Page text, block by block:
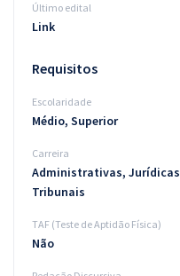
Último edital
Link
Requisitos
Escolaridade
Médio, Superior
Carreira
Administrativas,
Tribunais
TAF (Teste de Aptidão Física)
Não